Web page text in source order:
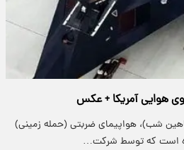
هوایی آمریکا + عکس
شاهین شب)، هواپیمای ضربتی (حمله زمینی)
است که توسط شرکت…